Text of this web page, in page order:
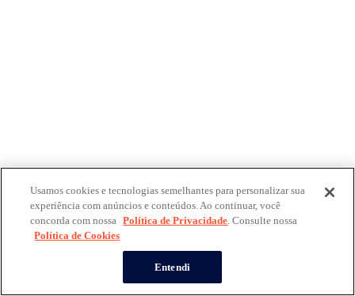
Usamos cookies e tecnologias semelhantes para personalizar sua
experiência com anúncios e conteúdos. Ao continuar, você
concorda com nossa Política de Privacidade. Consulte nossa
Política de Cookies
Entendi